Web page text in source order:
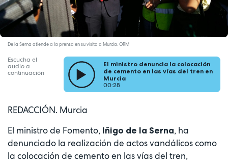
De la Serna atiende a la prensa en su visita a Murcia. ORM
Escucha el
audio a
continuación
El ministro denuncia la colocación
de cemento en las vías del tren en
Murcia
00:28
REDACCIÓN. Murcia
El ministro de Fomento, Iñigo de la Serna, ha
denunciado la realización de actos vandálicos como
la colocación de cemento en las vías del tren,